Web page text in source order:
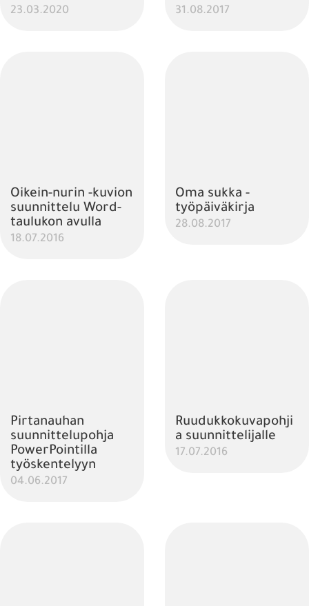
23.03.2020 31.08.2017
Oikein-nurin -kuvion
suunnittelu Word-
taulukon avulla
18.07.2016
Oma sukka -
työpäiväkirja
28.08.2017
Pirtanauhan
suunnittelupohja
PowerPointilla
työskentelyyn
04.06.2017
Ruudukkokuvapohji
a suunnittelijalle
17.07.2016